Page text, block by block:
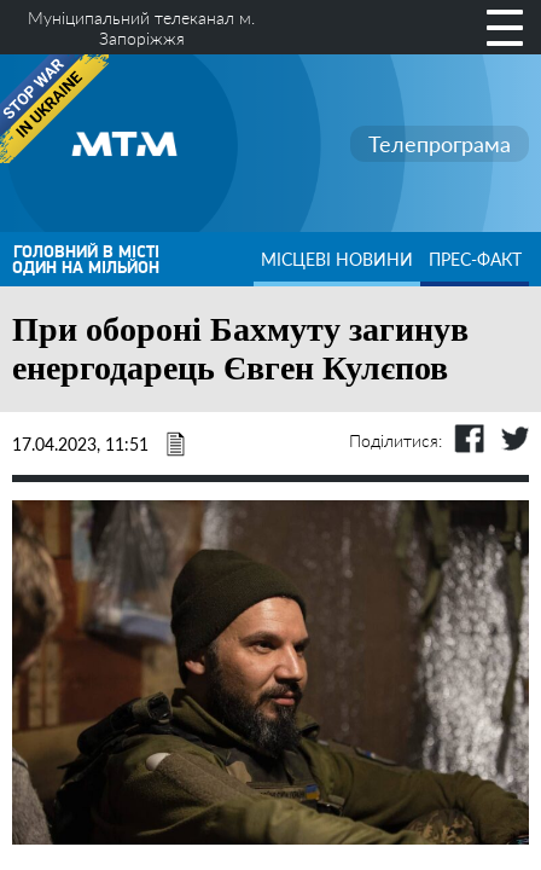
Муніципальний телеканал м.
Запоріжжя
Телепрограма
ГОЛОВНИЙ В МІСТІ
ОДИН НА МІЛЬЙОН МІСЦЕВІ НОВИНИ ПРЕС-ФАКТ
При обороні Бахмуту загинув
енергодарець Євген Кулєпов
17.04.2023, 11:51 Поділитися: